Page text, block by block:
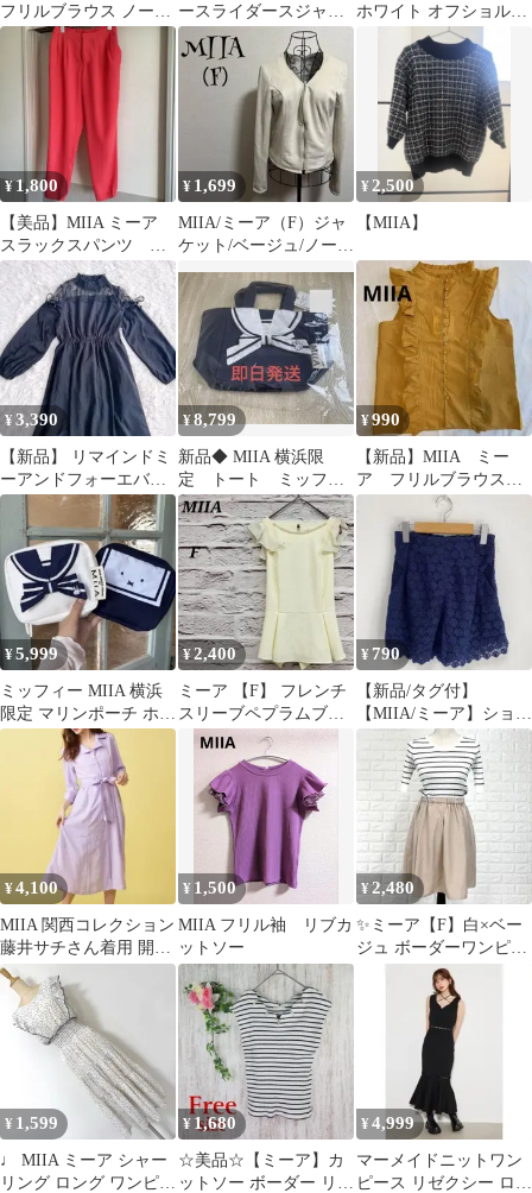
フリルブラウス ノース
リーブブラウス フェミ
ースライダースジャケ
ット スエード S ホ
ワイト 薄手
ホワイト オフショルダ
ーシャツ Fサイズ
¥1,800
【美品】MIIA ミーア
スラックスパンツ ピ
ンク フリー 綺麗
め オフィス
¥ 1,699
MIIA/ミーア（F）ジャ
ケット/ベージュ/ノーカ
ー/無地
¥ 2,500
【MIIA】
¥3,390
【新品】 リマインドミ
ーアンドフォーエバー
ワンピース F 黒 結婚式
お呼ばれ
¥8,799
新品◆ MIIA 横浜限
定 トート ミッフィ
ー コラボ セーラー
¥990
【新品】MIIA ミー
ア フリルブラウス
フリルスリーブトップ
ス マスタード M
¥5,999
ミッフィー MIIA 横浜
限定 マリンポーチ ホワ
イト
¥2,400
ミーア 【F】 フレンチ
スリーブペプラムブラ
ウス フリル パール刺繍
¥ 790
【新品/タグ付】
【MIIA/ミーア】ショー
トパンツ 総レース
青【2】短パン
¥4,100
MIIA 関西コレクション
藤井サチさん着用 開襟
ロングシャツワンピー
ス
¥ 1,500
MIIA フリル袖 リブカ
ットソー
¥ 2,480
✨ミーア【F】白×ベー
ジュ ボーダーワンピー
ス ウエストゴム 5分袖
カジュアル
¥ 1,599
♩ MIIA ミーア シャー
リング ロング ワンピー
¥ 1,680
☆美品☆【ミーア】カ
ットソー ボーダー リブ
¥ 4,999
マーメイドニットワン
ピース リゼクシー ロイ